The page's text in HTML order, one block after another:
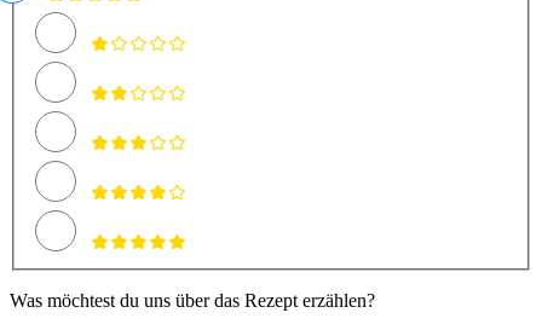
Was möchtest du uns über das Rezept erzählen?